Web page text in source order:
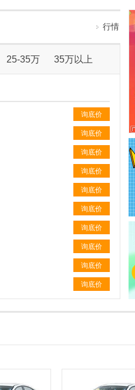
行情
25-35万 35万以上
询底价
询底价
询底价
询底价
询底价
询底价
询底价
询底价
询底价
询底价